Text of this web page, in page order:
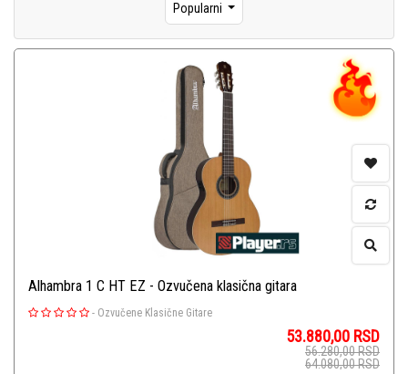
Popularni
Alhambra 1 C HT EZ - Ozvučena klasična gitara
- Ozvučene Klasične Gitare
53.880,00 RSD
56.280,00RSD
64.080,00RSD